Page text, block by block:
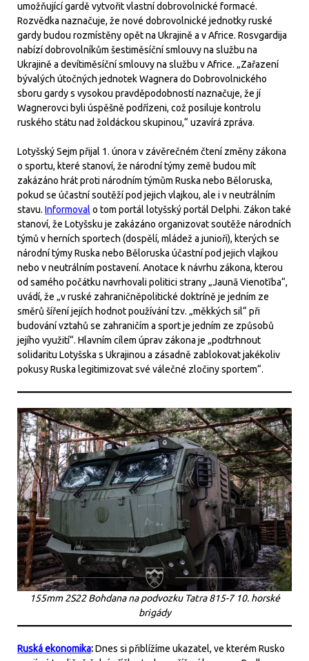
umožňující gardě vytvořit vlastní dobrovolnické formacé.
Rozvědka naznačuje, že nové dobrovolnické jednotky ruské
gardy budou rozmístěny opět na Ukrajině a v Africe. Rosvgardija
nabízí dobrovolníkům šestiměsíční smlouvy na službu na
Ukrajině a devítiměsíční smlouvy na službu v Africe. „Zařazení
bývalých útočných jednotek Wagnera do Dobrovolnického
sboru gardy s vysokou pravděpodobností naznačuje, že jí
Wagnerovci byli úspěšně podřízeni, což posiluje kontrolu
ruského státu nad žoldáckou skupinou,“ uzavírá zpráva.
Lotyšský Sejm přijal 1. února v závěrečném čtení změny zákona
o sportu, které stanoví, že národní týmy země budou mít
zakázáno hrát proti národním týmům Ruska nebo Běloruska,
pokud se účastní soutěží pod jejich vlajkou, ale i v neutrálním
stavu. Informoval o tom portál lotyšský portál Delphi. Zákon také
stanoví, že Lotyšsku je zakázáno organizovat soutěže národních
týmů v herních sportech (dospělí, mládež a junioři), kterých se
národní týmy Ruska nebo Běloruska účastní pod jejich vlajkou
nebo v neutrálním postavení. Anotace k návrhu zákona, kterou
od samého počátku navrhovali politici strany „Jaunā Vienotība“,
uvádí, že „v ruské zahraničněpolitické doktríně je jedním ze
směrů šíření jejích hodnot používání tzv. „měkkých sil“ při
budování vztahů se zahraničím a sport je jedním ze způsobů
jejího využití“. Hlavním cílem úprav zákona je „podtrhnout
solidaritu Lotyšska s Ukrajinou a zásadně zablokovat jakékoliv
pokusy Ruska legitimizovat své válečné zločiny sportem“.
155mm 2S22 Bohdana na podvozku Tatra 815-7 10. horské
brigády
Ruská ekonomika:Dnes si přiblížíme ukazatel, ve kterém Rusko